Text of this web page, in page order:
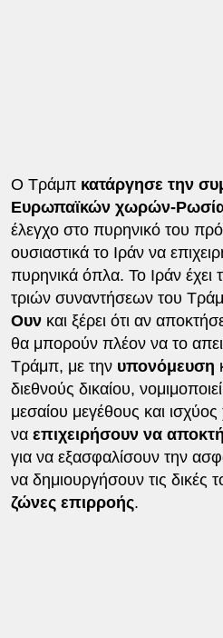
Ο Τράμπ κατάργησε την
Ευρωπαϊκών χωρών-
έλεγχο στο πυρηνικό του
ουσιαστικά το Ιράν να
πυρηνικά όπλα. Το Ιράν έχει
τριών συναντήσεων του
Ουνκαι ξέρει ότι αν
θα μπορούν πλέον να το
Τράμπ, με την υπονόμευση
διεθνούς δικαίου,
μεσαίου μεγέθους και
να επιχειρήσουν να
για να εξασφαλίσουν την
να δημιουργήσουν τις δικές
ζώνες επιρροής.